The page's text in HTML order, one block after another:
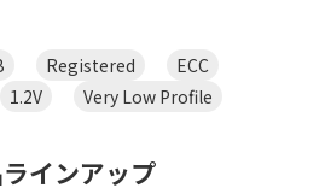
Registered
ECC
1.2V Very Low Profile
インアップ